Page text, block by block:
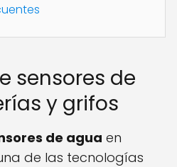
sensores de
y grifos
de agua en
de las tecnologías